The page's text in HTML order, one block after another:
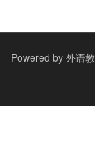
Powered by 外语